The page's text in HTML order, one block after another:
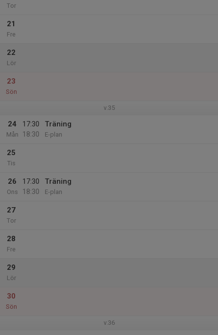
Tor
21
Fre
22
Lör
23
Sön
v.35
24
Mån
17:30
18:30
Träning
E-plan
25
Tis
26
Ons
17:30
18:30
Träning
E-plan
27
Tor
28
Fre
29
Lör
30
Sön
v.36